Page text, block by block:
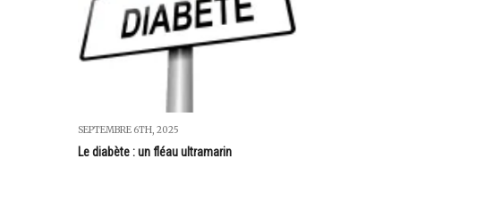
SEPTEMBRE 6TH, 2025
Le diabète : un fléau ultramarin